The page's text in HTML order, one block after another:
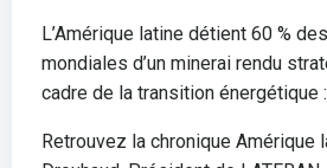
L’Amérique latine détient 60 %
mondiales d’un minerai rendu
cadre de la transition énergétique
Retrouvez la chronique Amérique